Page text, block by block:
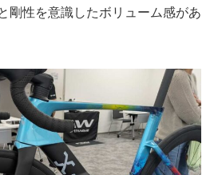
剛性を意識したボリューム感があ